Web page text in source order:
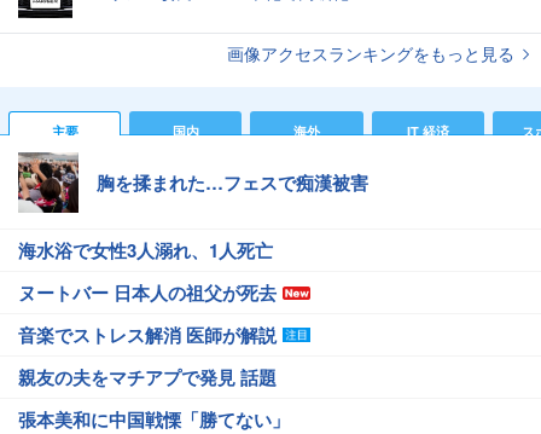
画像アクセスランキングをもっと見る
主要 国内 海外 IT 経済 ス
胸を揉まれた…フェスで痴漢被害
海水浴で女性3人溺れ、1人死亡
ヌートバー 日本人の祖父が死去
音楽でストレス解消 医師が解説
親友の夫をマチアプで発見 話題
張本美和に中国戦慄「勝てない」